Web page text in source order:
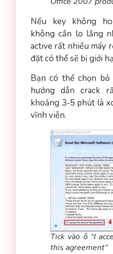
Nếu key không
không cần lo lắng
active rất nhiều máy
đặt có thể sẽ bị giới
Bạn có thể chọn bỏ
hướng dẫn crack
khoảng 3-5 phút là
vĩnh viễn.
Tick vào ô “I
this agreement”